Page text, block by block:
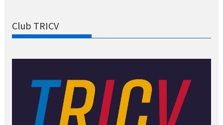
Club TRICV